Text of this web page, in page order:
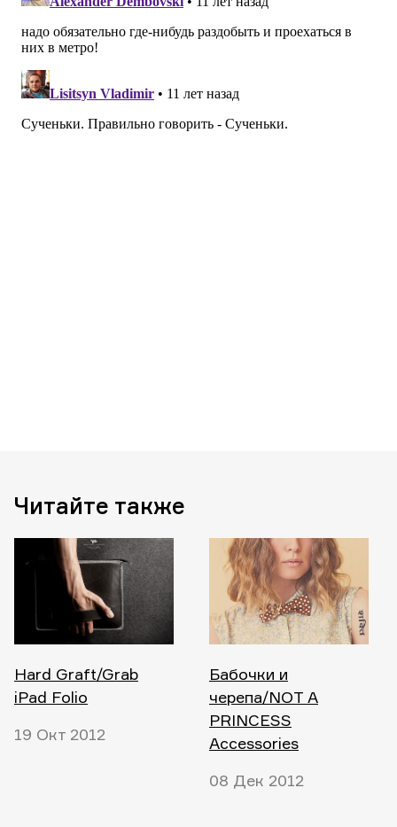
Читайте также
Hard Graft/Grab
iPad Folio
19 Окт 2012
Бабочки и
черепа/NOT A
PRINCESS
Accessories
08 Дек 2012